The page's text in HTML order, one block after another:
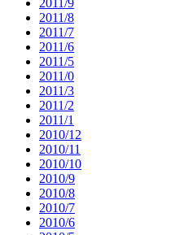
2011/8
2011/7
2011/6
2011/5
2011/0
2011/3
2011/2
2011/1
2010/12
2010/11
2010/10
2010/9
2010/8
2010/7
2010/6